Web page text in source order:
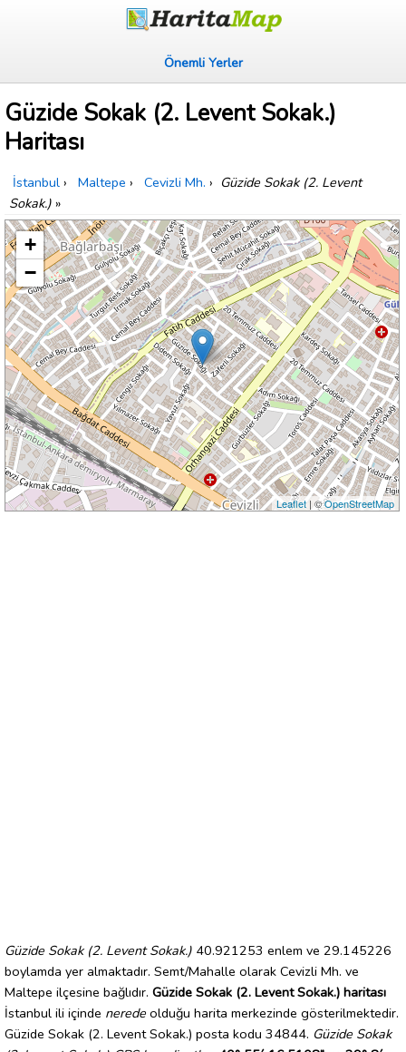
Önemli Yerler
Güzide Sokak (2. Levent Sokak.)
Haritası
İstanbul › Maltepe › Cevizli Mh. › Güzide Sokak (2. Levent
Sokak.) »
+
−
Leaflet| ©OpenStreetMap
Güzide Sokak (2. Levent Sokak.) 40.921253 enlem ve 29.145226
boylamda yer almaktadır. Semt/Mahalle olarak Cevizli Mh. ve
Maltepe ilçesine bağlıdır. Güzide Sokak (2. Levent Sokak.) haritası
İstanbul ili içinde nerede olduğu harita merkezinde gösterilmektedir.
Güzide Sokak (2. Levent Sokak.) posta kodu 34844. Güzide Sokak